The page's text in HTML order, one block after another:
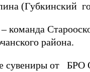
(Губкинский
района.
сувениры от